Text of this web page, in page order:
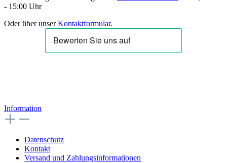
- 15:00 Uhr
Oder über unserKontaktformular.
Information
Datenschutz
Kontakt
Versand und Zahlungsinformationen